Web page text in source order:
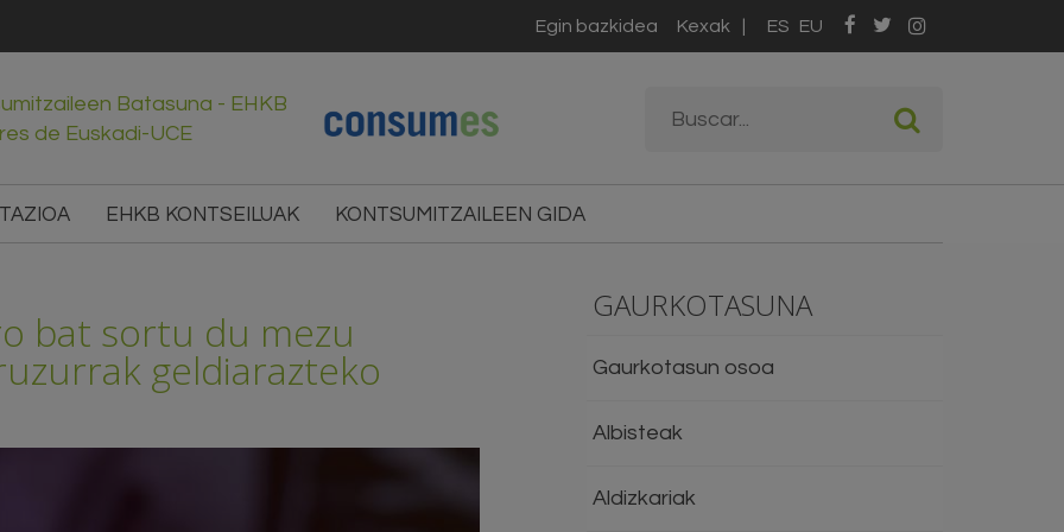
ES EU
Egin bazkidea Kexak
Batasuna - EHKB
de Euskadi-UCE
EHKB KONTSEILUAK KONTSUMITZAILEEN GIDA
bat sortu du mezu
geldiarazteko
GAURKOTASUNA
Gaurkotasun osoa
Albisteak
Aldizkariak